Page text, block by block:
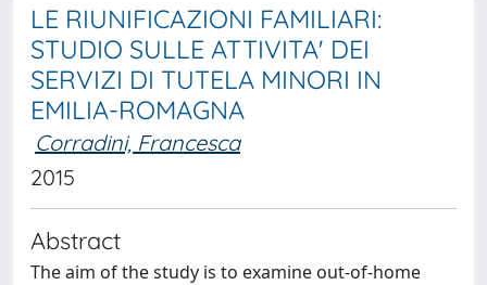
LE RIUNIFICAZIONI FAMILIARI:
STUDIO SULLE ATTIVITA' DEI
SERVIZI DI TUTELA MINORI IN
EMILIA-ROMAGNA
Corradini, Francesca
2015
Abstract
The aim of the study is to examine out-of-home